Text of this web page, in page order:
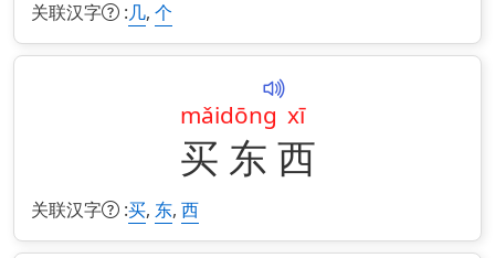
关联汉字 : 几, 个
买
mǎi
东
dōng
西
xī
关联汉字 :买, 东, 西